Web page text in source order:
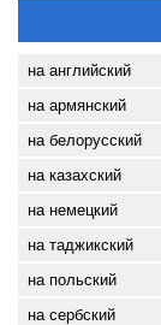
на английский
на армянский
на белорусский
на казахский
на немецкий
на таджикский
на польский
на сербский